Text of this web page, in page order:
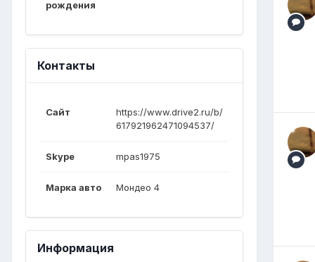
рождения
Контакты
Сайт
https://www.drive2.ru/b/
617921962471094537/
Skype mpas1975
Марка авто Мондео 4
Информация